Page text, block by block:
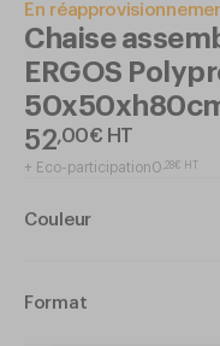
En
Chaise
ERGOS
52,00€ HT
+ Eco-participation0 ,28€ HT
Couleur
Format